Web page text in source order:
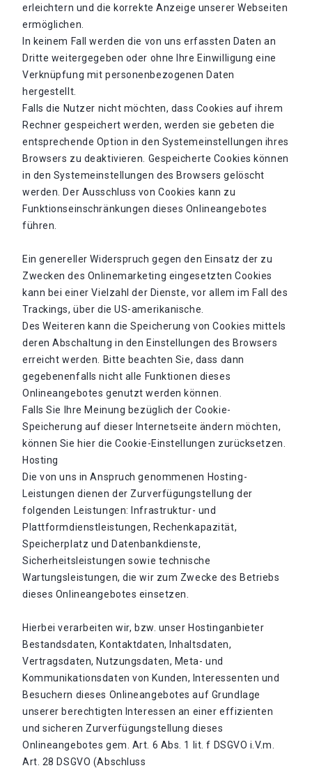
erleichtern und die korrekte Anzeige unserer Webseiten
ermöglichen.
In keinem Fall werden die von uns erfassten Daten an
Dritte weitergegeben oder ohne Ihre Einwilligung eine
Verknüpfung mit personenbezogenen Daten
hergestellt.
Falls die Nutzer nicht möchten, dass Cookies auf ihrem
Rechner gespeichert werden, werden sie gebeten die
entsprechende Option in den Systemeinstellungen ihres
Browsers zu deaktivieren. Gespeicherte Cookies können
in den Systemeinstellungen des Browsers gelöscht
werden. Der Ausschluss von Cookies kann zu
Funktionseinschränkungen dieses Onlineangebotes
führen.
Ein genereller Widerspruch gegen den Einsatz der zu
Zwecken des Onlinemarketing eingesetzten Cookies
kann bei einer Vielzahl der Dienste, vor allem im Fall des
Trackings, über die US-amerikanische.
Des Weiteren kann die Speicherung von Cookies mittels
deren Abschaltung in den Einstellungen des Browsers
erreicht werden. Bitte beachten Sie, dass dann
gegebenenfalls nicht alle Funktionen dieses
Onlineangebotes genutzt werden können.
Falls Sie Ihre Meinung bezüglich der Cookie-
Speicherung auf dieser Internetseite ändern möchten,
können Sie hier die Cookie-Einstellungen zurücksetzen.
Hosting
Die von uns in Anspruch genommenen Hosting-
Leistungen dienen der Zurverfügungstellung der
folgenden Leistungen: Infrastruktur- und
Plattformdienstleistungen, Rechenkapazität,
Speicherplatz und Datenbankdienste,
Sicherheitsleistungen sowie technische
Wartungsleistungen, die wir zum Zwecke des Betriebs
dieses Onlineangebotes einsetzen.
Hierbei verarbeiten wir, bzw. unser Hostinganbieter
Bestandsdaten, Kontaktdaten, Inhaltsdaten,
Vertragsdaten, Nutzungsdaten, Meta- und
Kommunikationsdaten von Kunden, Interessenten und
Besuchern dieses Onlineangebotes auf Grundlage
unserer berechtigten Interessen an einer effizienten
und sicheren Zurverfügungstellung dieses
Onlineangebotes gem. Art. 6 Abs. 1 lit. f DSGVO i.V.m.
Art. 28 DSGVO (Abschluss